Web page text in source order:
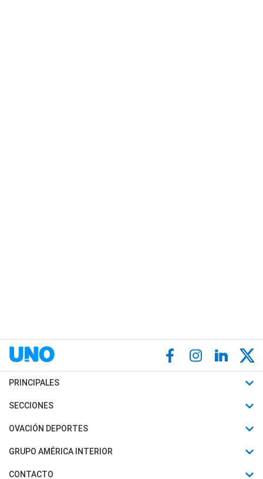
PRINCIPALES
Últimas Noticias
Política
SECCIONES
Horóscopo
Motores
OVACIÓN DEPORTES
Fútbol
Mundial
GRUPO AMÉRICA INTERIOR
Canal 7 en Vivo
CONTACTO